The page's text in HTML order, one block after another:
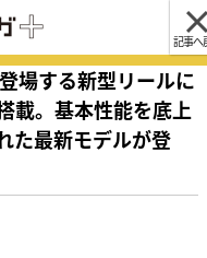
記事へ
場する新型リールに
載。基本性能を底上
た最新モデルが登